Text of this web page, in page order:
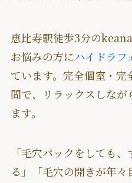
恵比寿駅徒歩3分の
お悩みの方にハイドラフ
ています。完全個室・
間で、リラックスしな
ます。
「毛穴パックをしても
る」「毛穴の開きが年